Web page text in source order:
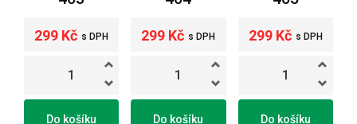
299 Kč s DPH
Do košíku
299 Kč s DPH
Do košíku
299 Kč s DPH
Do košíku